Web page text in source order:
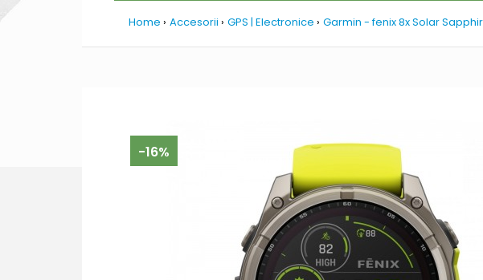
Home Accesorii GPS | Electronice Garmin - fenix 8x Solar
-16%